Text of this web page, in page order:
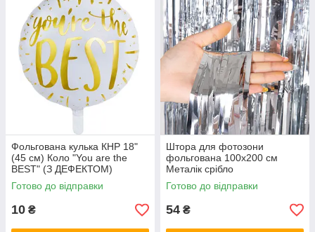
Фольгована кулька КНР 18"
(45 см) Коло "You are the
BEST" (З ДЕФЕКТОМ)
Готово до відправки
10 ₴
Штора для фотозони
фольгована 100х200 см
Металік срібло
Готово до відправки
54 ₴